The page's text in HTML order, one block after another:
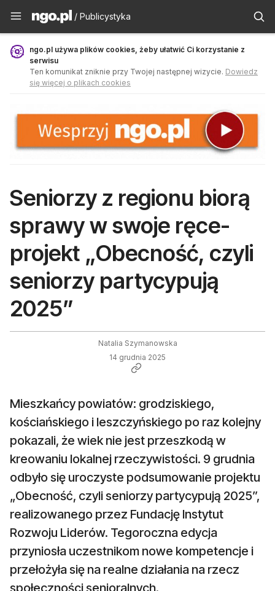
Publicystyka - ngo.pl
/ Publicystyka
ngo.pl używa plików cookies, żeby ułatwić Ci korzystanie z
serwisu
Ten komunikat zniknie przy Twojej następnej wizycie. Dowiedz
się więcej o plikach cookies
Seniorzy z regionu biorą
sprawy w swoje ręce-
projekt „Obecność, czyli
seniorzy partycypują
2025”
Natalia Szymanowska
14 grudnia 2025
Mieszkańcy powiatów: grodziskiego,
kościańskiego i leszczyńskiego po raz kolejny
pokazali, że wiek nie jest przeszkodą w
kreowaniu lokalnej rzeczywistości. 9 grudnia
odbyło się uroczyste podsumowanie projektu
„Obecność, czyli seniorzy partycypują 2025”,
realizowanego przez Fundację Instytut
Rozwoju Liderów. Tegoroczna edycja
przyniosła uczestnikom nowe kompetencje i
przełożyła się na realne działania na rzecz
społeczności senioralnych.